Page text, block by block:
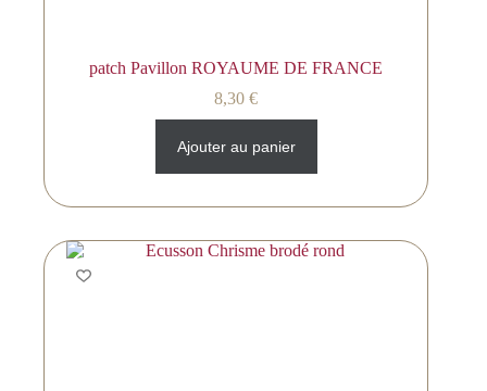
patch Pavillon ROYAUME DE FRANCE
8,30€
Ajouter au panier